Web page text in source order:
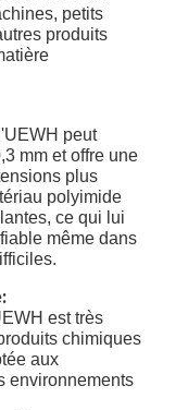
petits
produits
peut
mm et offre une
plus
polyimide
ce qui lui
même dans
est très
chimiques
aux
environnements